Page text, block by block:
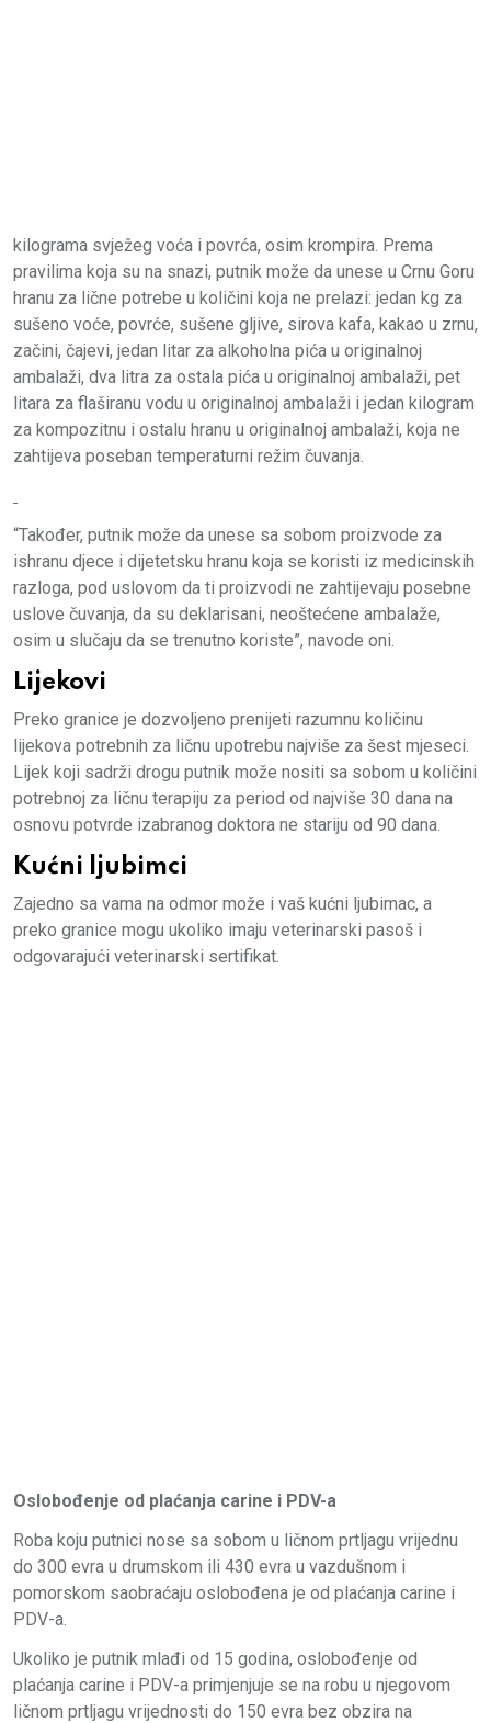
kilograma svježeg voća i povrća, osim krompira. Prema
pravilima koja su na snazi, putnik može da unese u Crnu Goru
hranu za lične potrebe u količini koja ne prelazi: jedan kg za
sušeno voće, povrće, sušene gljive, sirova kafa, kakao u zrnu,
začini, čajevi, jedan litar za alkoholna pića u originalnoj
ambalaži, dva litra za ostala pića u originalnoj ambalaži, pet
litara za flaširanu vodu u originalnoj ambalaži i jedan kilogram
za kompozitnu i ostalu hranu u originalnoj ambalaži, koja ne
zahtijeva poseban temperaturni režim čuvanja.
“Također, putnik može da unese sa sobom proizvode za
ishranu djece i dijetetsku hranu koja se koristi iz medicinskih
razloga, pod uslovom da ti proizvodi ne zahtijevaju posebne
uslove čuvanja, da su deklarisani, neoštećene ambalaže,
osim u slučaju da se trenutno koriste”, navode oni.
Lijekovi
Preko granice je dozvoljeno prenijeti razumnu količinu
lijekova potrebnih za ličnu upotrebu najviše za šest mjeseci.
Lijek koji sadrži drogu putnik može nositi sa sobom u količini
potrebnoj za ličnu terapiju za period od najviše 30 dana na
osnovu potvrde izabranog doktora ne stariju od 90 dana.
Kućni ljubimci
Zajedno sa vama na odmor može i vaš kućni ljubimac, a
preko granice mogu ukoliko imaju veterinarski pasoš i
odgovarajući veterinarski sertifikat.
Oslobođenje od plaćanja carine i PDV-a
Roba koju putnici nose sa sobom u ličnom prtljagu vrijednu
do 300 evra u drumskom ili 430 evra u vazdušnom i
pomorskom saobraćaju oslobođena je od plaćanja carine i
PDV-a.
Ukoliko je putnik mlađi od 15 godina, oslobođenje od
plaćanja carine i PDV-a primjenjuje se na robu u njegovom
ličnom prtljagu vrijednosti do 150 evra bez obzira na